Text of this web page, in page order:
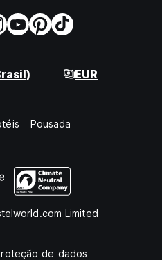
EUR
Pousada
Limited
de dados